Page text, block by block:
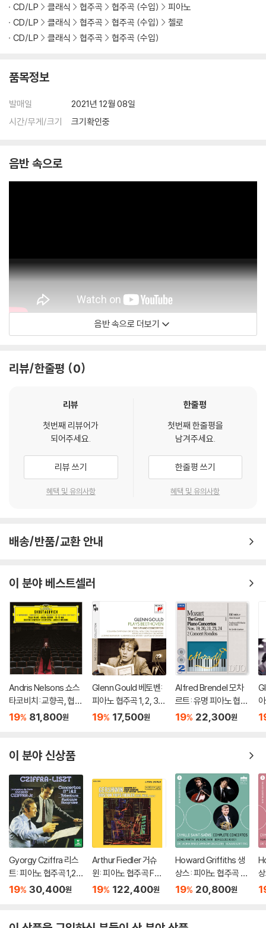
CD/LP 클래식 협주곡 협주곡 (수입)
피아노
CD/LP
클래식 협주곡 협주곡 (수입)
첼로
CD/LP
클래식 협주곡 협주곡 (수입)
품목정보
발매일
2021년 12월 08일
시간/무게/크기
크기확인중
음반 속으로
음반 속으로 더보기
리뷰/한줄평 0
리뷰
첫번째 리뷰어가
되어주세요.
리뷰 쓰기
혜택 및 유의사항
한줄평
첫번째 한줄평을
남겨주세요.
한줄평 쓰기
혜택 및 유의사항
배송/반품/교환 안내
이 분야 베스트셀러
Andris Nelsons 쇼스
타코비치: 교향곡, 협주
곡 (Shostakovich: S
of Mtsensk District)
19% 81,800원
Glenn Gould 베토벤:
피아노 협주곡 1, 2, 3,
4, 5번 `황제` - 글렌 굴
19% 17,500원
Alfred Brendel 모차
르트: 유명 피아노 협주
곡집 (Mozart: The G
19% 22,300원
이 분야 신상품
Gyorgy Cziffra 리스
트: 피아노 협주곡 1,2번
(Liszt: Piano Concer
19% 30,400원
Arthur Fiedler 거슈
윈: 피아노 협주곡 F장
조 (Gershwin: Conc
[2LP]
19% 122,400원
Howard Griffiths 생
상스: 피아노 협주곡 2
번 외 (Saint-Saens:
19% 20,800원